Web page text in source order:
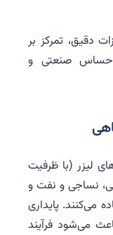
تمرکز بر
صنعتی و
(با ظرفیت
نساجی و نفت و
پایداری
فرآیند